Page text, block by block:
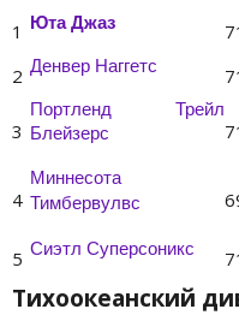
1 Юта Джаз
2 Денвер Наггетс
3
Портленд Трейл
Блейзерс
4
Миннесота
Тимбервулвс
5 Сиэтл Суперсоникс
Тихоокеанский